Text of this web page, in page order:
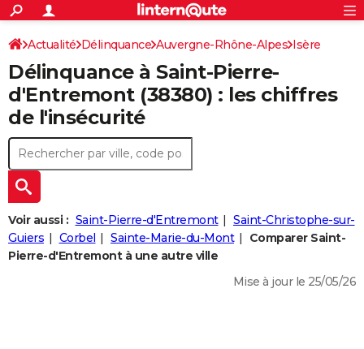
ACTUALITÉS
Politique
Société
Faits Divers
Education
Monde
Villes
+
SPORT
Coupe du monde 2026
Football
Tennis
Cyclisme
Rugby
Forum
CULTURE
Programme TV
TNT
Streaming
Cinéma
Sorties cinéma
Musique
+
FINANCE
Retraite
Impôts
Epargne
Immobilier
Risques naturels par ville
Banque
Assurance
CréditAUTO
Essais
Réserver un essai
Citadines
Berlines
SUV
Forum auto
+HIGH-TECH
Mobiles
Meilleur smartphone
Internet
Ordinateurs
Jeux vidéo
Guide high-tech
+
BRICOLAGE
Forum
Aménagement intérieur
Extérieur
Cuisine
Salle de bains
Jardinage
Rangement
+WEEK-END
Rechercher
S'inscrire
Connexion
Actualité Délinquance Auvergne-Rhône-Alpes Isère
Saint-Pierre-d'Entremont
Délinquance à Saint-Pierre-
d'Entremont(38380) : les chiffres
de l'insécurité
Voir aussi : Saint-Pierre-d'Entremont
Saint-Christophe-sur-
Guiers
Corbel Sainte-Marie-du-Mont
Comparer Saint-
Pierre-d'Entremont à une autre ville
Mise à jour le 25/05/26